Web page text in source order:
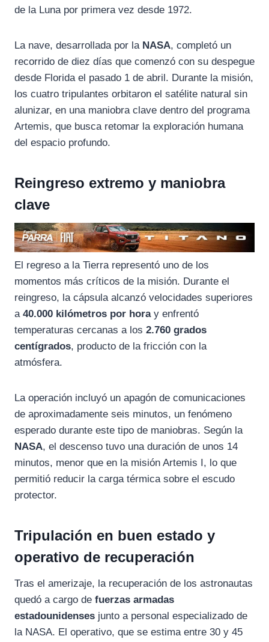
de la Luna por primera vez desde 1972.
La nave, desarrollada por la NASA, completó un
recorrido de diez días que comenzó con su despegue
desde Florida el pasado 1 de abril. Durante la misión,
los cuatro tripulantes orbitaron el satélite natural sin
alunizar, en una maniobra clave dentro del programa
Artemis, que busca retomar la exploración humana
del espacio profundo.
Reingreso extremo y maniobra
clave
El regreso a la Tierra representó uno de los
momentos más críticos de la misión. Durante el
reingreso, la cápsula alcanzó velocidades superiores
a 40.000 kilómetros por horay enfrentó
temperaturas cercanas a los 2.760 grados
centígrados, producto de la fricción con la
atmósfera.
La operación incluyó un apagón de comunicaciones
de aproximadamente seis minutos, un fenómeno
esperado durante este tipo de maniobras. Según la
NASA, el descenso tuvo una duración de unos 14
minutos, menor que en la misión Artemis I, lo que
permitió reducir la carga térmica sobre el escudo
protector.
Tripulación en buen estado y
operativo de recuperación
Tras el amerizaje, la recuperación de los astronautas
quedó a cargo de fuerzas armadas
estadounidenses junto a personal especializado de
la NASA. El operativo, que se estima entre 30 y 45